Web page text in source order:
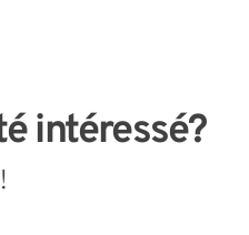
intéressé?